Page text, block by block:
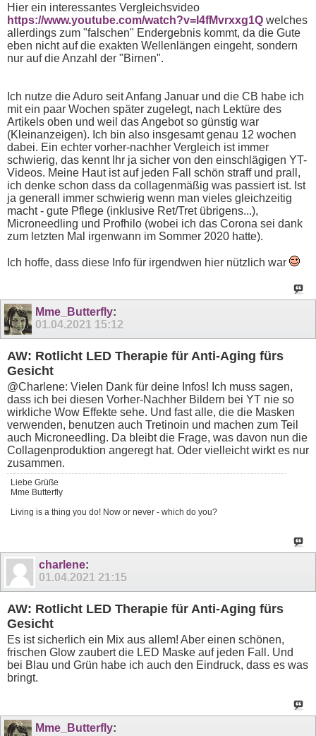
Hier ein interessantes Vergleichsvideo
https://www.youtube.com/watch?v=I4fMvrxxg1Q welches
allerdings zum "falschen" Endergebnis kommt, da die Gute
eben nicht auf die exakten Wellenlängen eingeht, sondern
nur auf die Anzahl der "Birnen".
Ich nutze die Aduro seit Anfang Januar und die CB habe ich
mit ein paar Wochen später zugelegt, nach Lektüre des
Artikels oben und weil das Angebot so günstig war
(Kleinanzeigen). Ich bin also insgesamt genau 12 wochen
dabei. Ein echter vorher-nachher Vergleich ist immer
schwierig, das kennt Ihr ja sicher von den einschlägigen YT-
Videos. Meine Haut ist auf jeden Fall schön straff und prall,
ich denke schon dass da collagenmäßig was passiert ist. Ist
ja generall immer schwierig wenn man vieles gleichzeitig
macht - gute Pflege (inklusive Ret/Tret übrigens...),
Microneedling und Profhilo (wobei ich das Corona sei dank
zum letzten Mal irgenwann im Sommer 2020 hatte).
Ich hoffe, dass diese Info für irgendwen hier nützlich war
Mme_Butterfly:
01.04.2021 15:12
AW: Rotlicht LED Therapie für Anti-Aging fürs
Gesicht
@Charlene: Vielen Dank für deine Infos! Ich muss sagen,
dass ich bei diesen Vorher-Nachher Bildern bei YT nie so
wirkliche Wow Effekte sehe. Und fast alle, die die Masken
verwenden, benutzen auch Tretinoin und machen zum Teil
auch Microneedling. Da bleibt die Frage, was davon nun die
Collagenproduktion angeregt hat. Oder vielleicht wirkt es nur
zusammen.
Liebe Grüße
Mme Butterfly
Living is a thing you do! Now or never - which do you?
charlene:
01.04.2021 21:15
AW: Rotlicht LED Therapie für Anti-Aging fürs
Gesicht
Es ist sicherlich ein Mix aus allem! Aber einen schönen,
frischen Glow zaubert die LED Maske auf jeden Fall. Und
bei Blau und Grün habe ich auch den Eindruck, dass es was
bringt.
Mme_Butterfly: